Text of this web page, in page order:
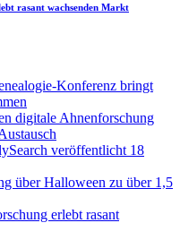
rasant wachsenden Markt
Konferenz bringt
digitale Ahnenforschung
veröffentlicht 18
über Halloween zu über 1,5
erlebt rasant